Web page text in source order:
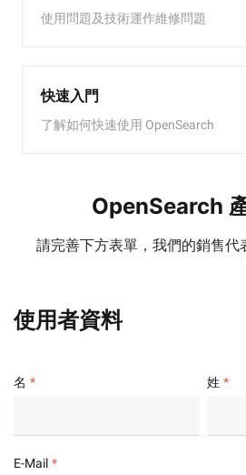
使用問題及技術運作維修問題
快速入門
了解如何快速使用 OpenSearch
OpenSearch
請完善下方表單，我們的銷售代
使用者資料
名 姓
E-Mail